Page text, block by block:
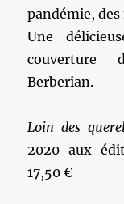
pandémie,
Une
couverture
Berberian.
Loin des
2020 aux
17,50 €